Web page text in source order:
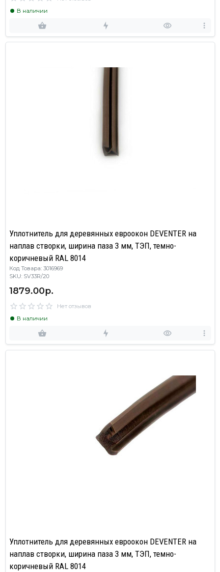
В наличии
Уплотнитель для деревянных евроокон DEVENTER на
наплав створки, ширина паза 3 мм, ТЭП, темно-
коричневый RAL 8014
Код Товара: 3016969
SKU: SV33R/20
1879.00р.
Нет отзывов
В наличии
Уплотнитель для деревянных евроокон DEVENTER на
наплав створки, ширина паза 3 мм, ТЭП, темно-
коричневый RAL 8014